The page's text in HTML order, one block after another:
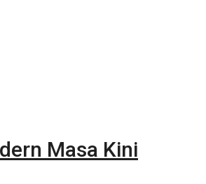
Masa Kini